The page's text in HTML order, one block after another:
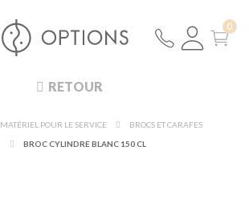
RETOUR
MATÉRIEL POUR LE SERVICE
BROCS ET CARAFES
BROC CYLINDRE BLANC 150 CL